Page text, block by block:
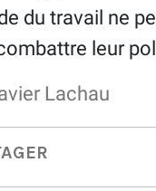
du travail ne
leur
Lachau